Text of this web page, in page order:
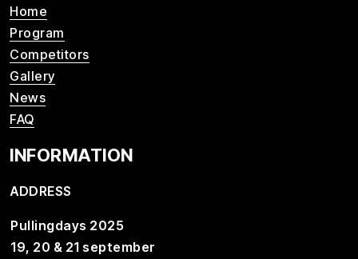
Home
Program
Competitors
Gallery
News
FAQ
INFORMATION
ADDRESS
Pullingdays 2025
19, 20 & 21 september